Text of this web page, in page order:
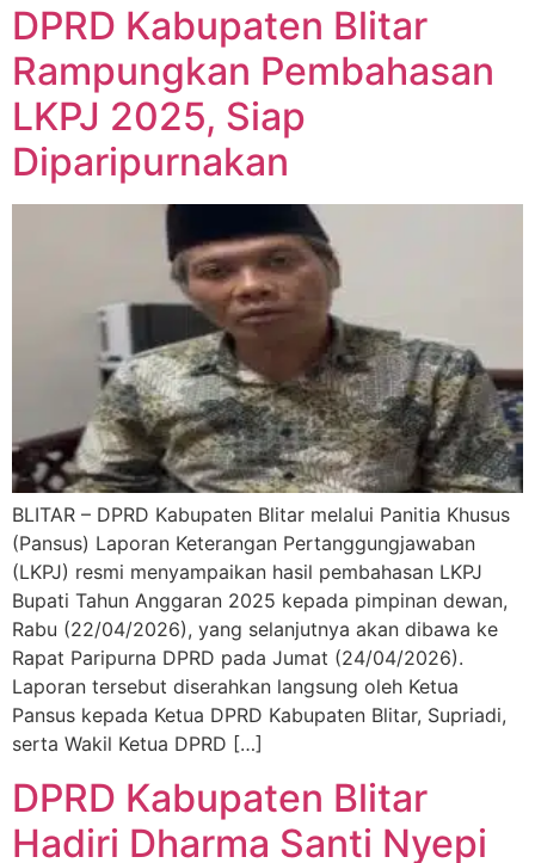
DPRD Kabupaten Blitar
Rampungkan Pembahasan
LKPJ 2025, Siap
Diparipurnakan
BLITAR – DPRD Kabupaten Blitar melalui Panitia Khusus
(Pansus) Laporan Keterangan Pertanggungjawaban
(LKPJ) resmi menyampaikan hasil pembahasan LKPJ
Bupati Tahun Anggaran 2025 kepada pimpinan dewan,
Rabu (22/04/2026), yang selanjutnya akan dibawa ke
Rapat Paripurna DPRD pada Jumat (24/04/2026).
Laporan tersebut diserahkan langsung oleh Ketua
Pansus kepada Ketua DPRD Kabupaten Blitar, Supriadi,
serta Wakil Ketua DPRD […]
DPRD Kabupaten Blitar
Hadiri Dharma Santi Nyepi